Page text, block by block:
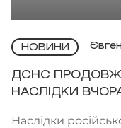
НОВИНИ
ДСНС
НАСЛІДКИ
Наслідки